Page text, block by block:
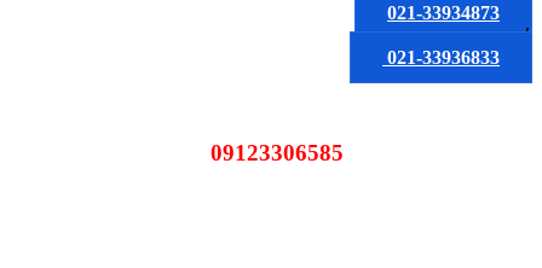
021-33934873
یا
021-33936833